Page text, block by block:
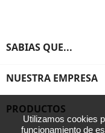
SABIAS QUE...
NUESTRA EMPRESA
PRODUCTOS
Utilizamos cookies
funcionamiento de